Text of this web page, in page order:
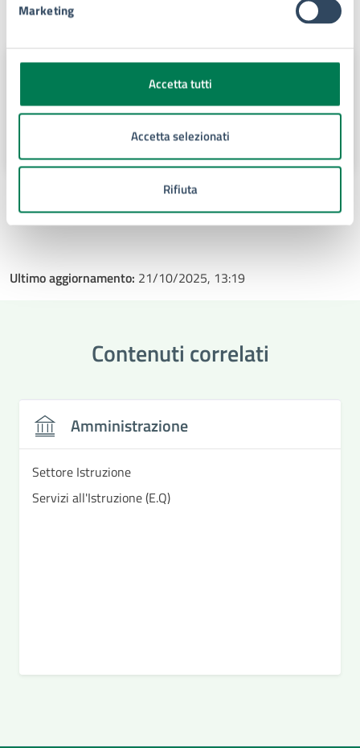
Marketing
Accetta tutti
Accetta selezionati
Rifiuta
A cura di
Servizio Ufficio di Staff - Uffici di
collaborazione Organi di Governo -
URC – Ufficio Stampa – Relazioni con
Piazza Duomo, 4, 96100
Ultimo aggiornamento: 21/10/2025, 13:19
Contenuti correlati
Amministrazione
Settore Istruzione
Servizi all'Istruzione (E.Q)